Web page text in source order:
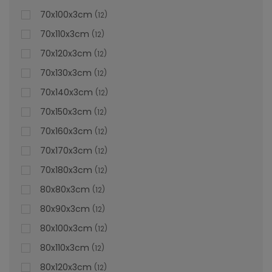
70x100x3cm 12
70x110x3cm 12
70x120x3cm 12
70x130x3cm 12
70x140x3cm 12
70x150x3cm 12
70x160x3cm 12
70x170x3cm 12
70x180x3cm 12
80x80x3cm 12
80x90x3cm 12
80x100x3cm 12
80x110x3cm 12
80x120x3cm 12